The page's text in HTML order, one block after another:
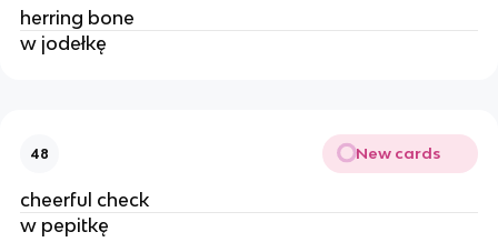
herring bone
w jodełkę
48 New cards
cheerful check
w pepitkę